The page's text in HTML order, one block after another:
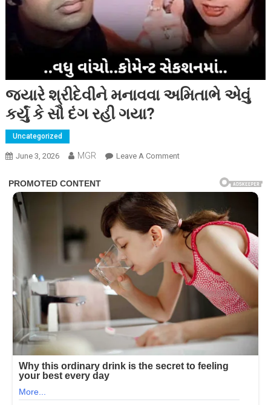
જ્યારે શ્રીદેવીને મનાવવા અમિતાભે એવું
કર્યું કે સૌ દંગ રહી ગયા?
Uncategorized
June 3, 2026 MGR Leave A CommentOn
અમિતાભે
એવું
કર્યું
સૌ
દંગ
રહી